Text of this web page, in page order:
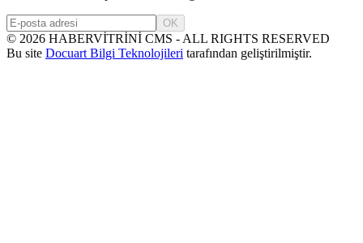
OK
© 2026 HABERVİTRİNİ CMS - ALL RIGHTS RESERVED
Bu site Docuart Bilgi Teknolojileri tarafından geliştirilmiştir.